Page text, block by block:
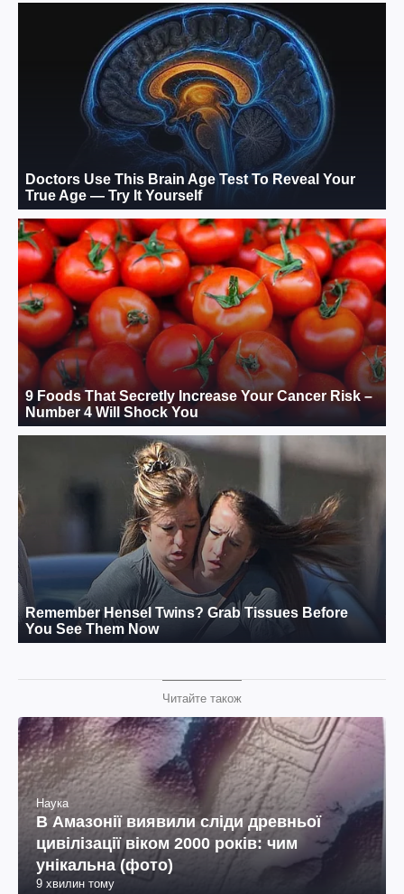
Читайте також
Наука
В Амазонії виявили сліди древньої
цивілізації віком 2000 років: чим
унікальна (фото)
9 хвилин тому